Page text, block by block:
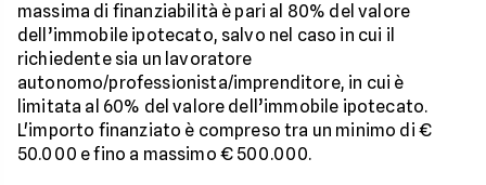
massima di finanziabilità è pari al 80% del valore
dell’immobile ipotecato, salvo nel caso in cui il
richiedente sia un lavoratore
autonomo/professionista/imprenditore, in cui è
limitata al 60% del valore dell’immobile ipotecato.
L'importo finanziato è compreso tra un minimo di €
50.000 e fino a massimo € 500.000.